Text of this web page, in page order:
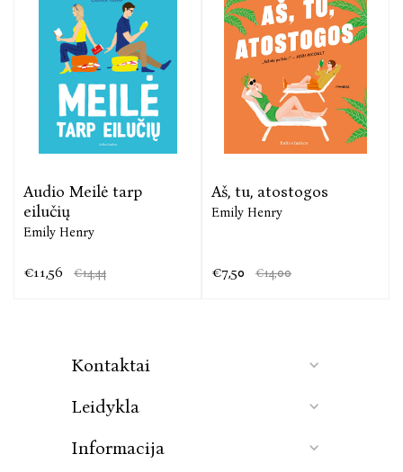
Audio Meilė tarp
eilučių
Emily Henry
€11,56 €14,44
Aš, tu, atostogos
Emily Henry
€7,50 €14,00
Kontaktai
Leidykla
Informacija